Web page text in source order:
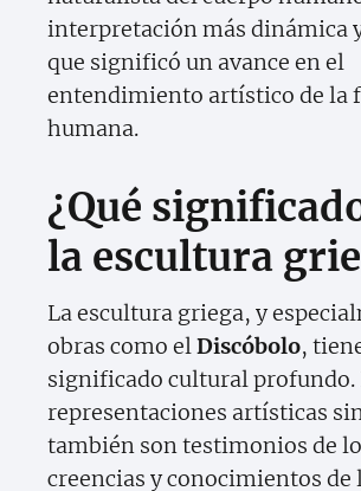
interpretación más dinámica
que significó un avance en el
entendimiento artístico de la
humana.
¿Qué
la escultura
La escultura griega, y
obras como elDiscóbolo,
significado cultural profundo.
representaciones artísticas
también son testimonios de
creencias y conocimientos de